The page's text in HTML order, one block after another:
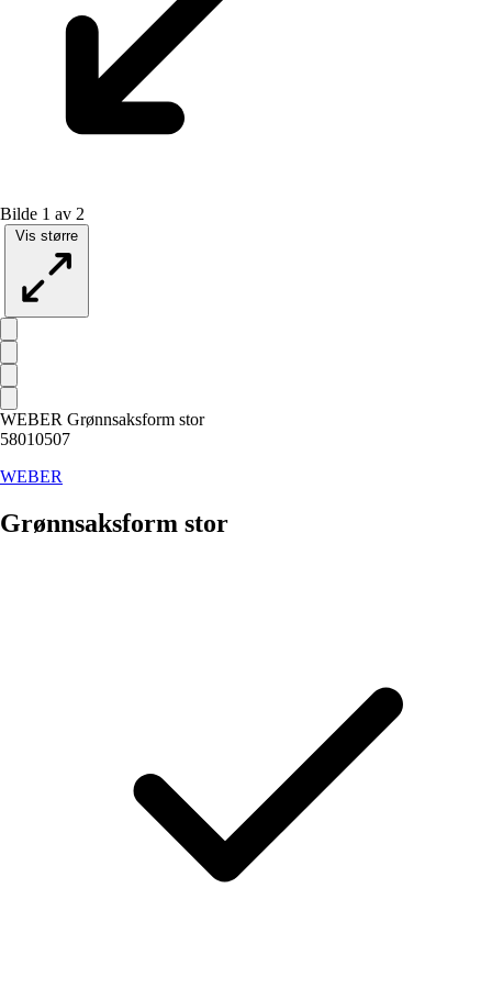
Bilde 1 av 2
Vis større
WEBER Grønnsaksform stor
58010507
WEBER
Grønnsaksform stor